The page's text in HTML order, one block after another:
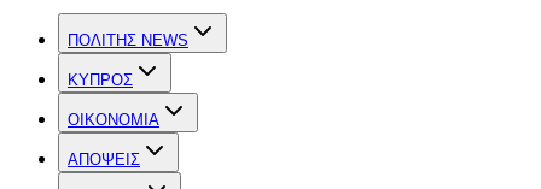
ΠΟΛΙΤΗΣ NEWS
ΚΥΠΡΟΣ
OIKONOMIA
ΑΠΟΨΕΙΣ